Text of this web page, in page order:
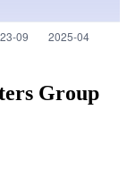
Group